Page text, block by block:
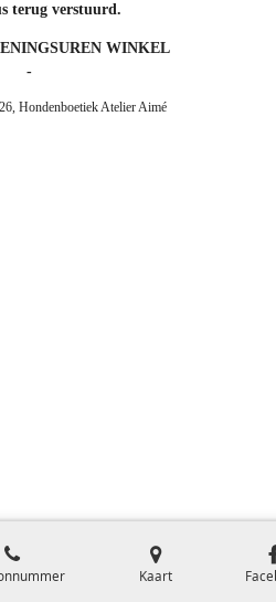
terug verstuurd.
WINKEL
-
Hondenboetiek Atelier Aimé
Kaart